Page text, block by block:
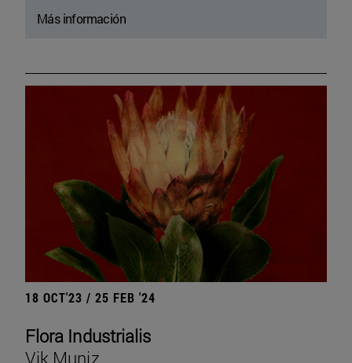
Más información
18 OCT'23 / 25 FEB '24
Flora Industrialis
Vik Muniz